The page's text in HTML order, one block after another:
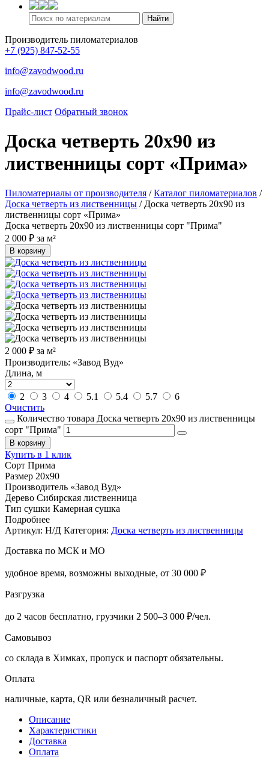
Производитель пиломатериалов
+7 (925) 847-52-55
info@zavodwood.ru
info@zavodwood.ru
Прайс-лист Обратный звонок
Доска четверть 20х90 из
лиственницы сорт «Прима»
Пиломатериалы от производителя / Каталог пиломатериалов /
Доска четверть из лиственницы /Доска четверть 20х90 из
лиственницы сорт «Прима»
Доска четверть 20х90 из лиственницы сорт "Прима"
2 000 ₽ за м²
В корзину
2 000 ₽ за м²
Производитель: «Завод Вуд»
Длина, м
2 3 4 5.1 5.4 5.7
6
Очистить
Количество товара Доска четверть 20х90 из лиственницы
сорт "Прима"
В корзину
Купить в 1 клик
Сорт Прима
Размер 20х90
Производитель «Завод Вуд»
Дерево Сибирская лиственница
Тип сушки Камерная сушка
Подробнее
Артикул: Н/Д Категория: Доска четверть из лиственницы
Доставка по МСК и МО
удобное время, возможны выходные, от 30 000 ₽
Разгрузка
до 2 часов бесплатно, грузчики 2 500–3 000 ₽/чел.
Самовывоз
со склада в Химках, пропуск и паспорт обязательны.
Оплата
наличные, карта, QR или безналичный расчет.
Описание
Характеристики
Доставка
Оплата